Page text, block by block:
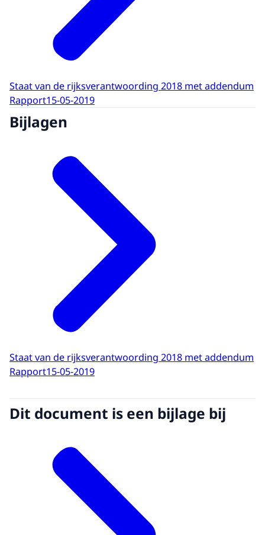
Staat van de rijksverantwoording 2018 met addendum
Rapport15-05-2019
Bijlagen
Staat van de rijksverantwoording 2018 met addendum
Rapport15-05-2019
Dit document is een bijlage bij